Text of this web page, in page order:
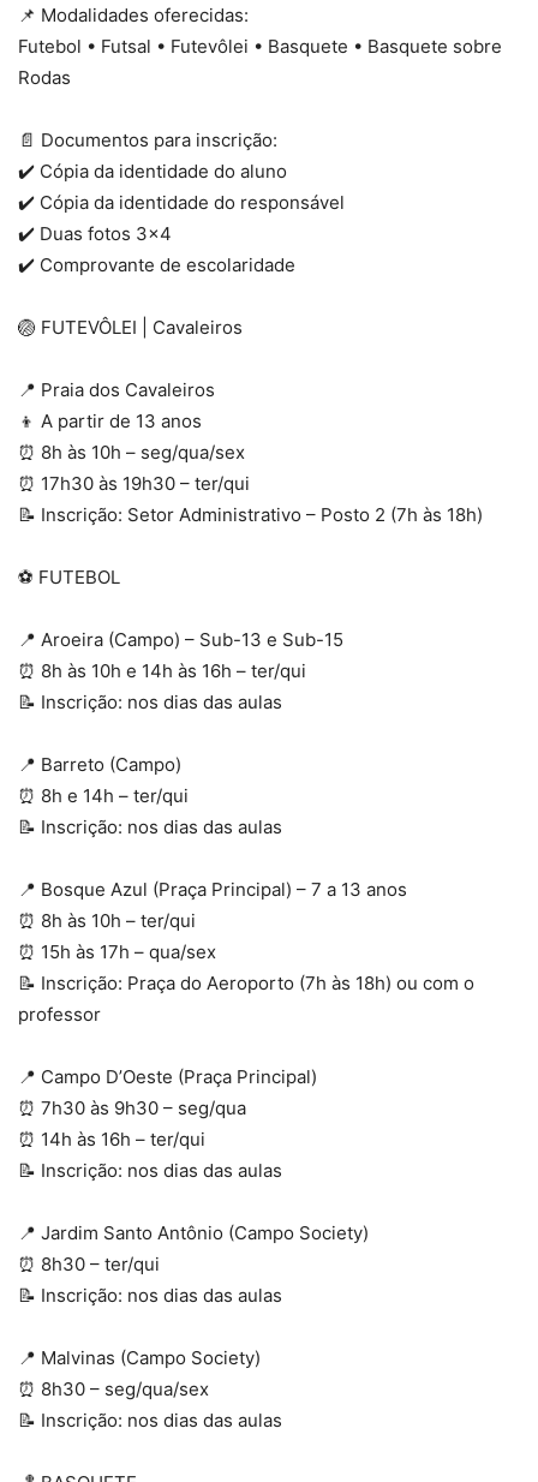
📌 Modalidades oferecidas:
Futebol • Futsal • Futevôlei • Basquete • Basquete sobre
Rodas
📄 Documentos para inscrição:
✔️ Cópia da identidade do aluno
✔️ Cópia da identidade do responsável
✔️ Duas fotos 3×4
✔️ Comprovante de escolaridade
🏐 FUTEVÔLEI | Cavaleiros
📍 Praia dos Cavaleiros
👦 A partir de 13 anos
⏰ 8h às 10h – seg/qua/sex
⏰ 17h30 às 19h30 – ter/qui
📝 Inscrição: Setor Administrativo – Posto 2 (7h às 18h)
⚽ FUTEBOL
📍 Aroeira (Campo) – Sub-13 e Sub-15
⏰ 8h às 10h e 14h às 16h – ter/qui
📝 Inscrição: nos dias das aulas
📍 Barreto (Campo)
⏰ 8h e 14h – ter/qui
📝 Inscrição: nos dias das aulas
📍 Bosque Azul (Praça Principal) – 7 a 13 anos
⏰ 8h às 10h – ter/qui
⏰ 15h às 17h – qua/sex
📝 Inscrição: Praça do Aeroporto (7h às 18h) ou com o
professor
📍 Campo D’Oeste (Praça Principal)
⏰ 7h30 às 9h30 – seg/qua
⏰ 14h às 16h – ter/qui
📝 Inscrição: nos dias das aulas
📍 Jardim Santo Antônio (Campo Society)
⏰ 8h30 – ter/qui
📝 Inscrição: nos dias das aulas
📍 Malvinas (Campo Society)
⏰ 8h30 – seg/qua/sex
📝 Inscrição: nos dias das aulas